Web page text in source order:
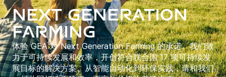
Next Generation
Farming
体验 GEA 对 Next Generation Farming 的承诺。我们致
力于可持续发展和效率，开创符合联合国 17 项可持续发
展目标的解决方案。从智能自动化到环保实践，请和我们